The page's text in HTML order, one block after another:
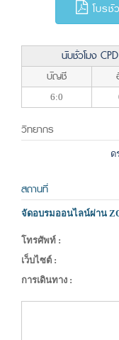
โบรชั
นับชั่วโมง CPD
บัญชี
6:0
วิทยากร
ด
สถานที่
จัดอบรมออนไลน์ผ่าน
โทรศัพท์ :
เว็บไซต์ :
การเดินทาง :